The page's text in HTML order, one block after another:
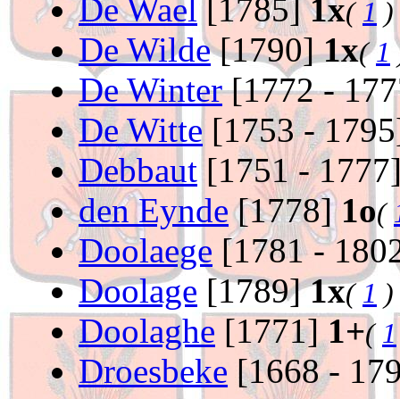
De Wael [1785]1x( 1 )
De Wilde[1790]1x(1
De Winter[1772 -
De Witte [1753 -
Debbaut [1751 -
den Eynde[1778]1o(
Doolaege [1781 -
Doolage [1789]1x( 1 )
Doolaghe [1771]1+( 1
Droesbeke [1668 -